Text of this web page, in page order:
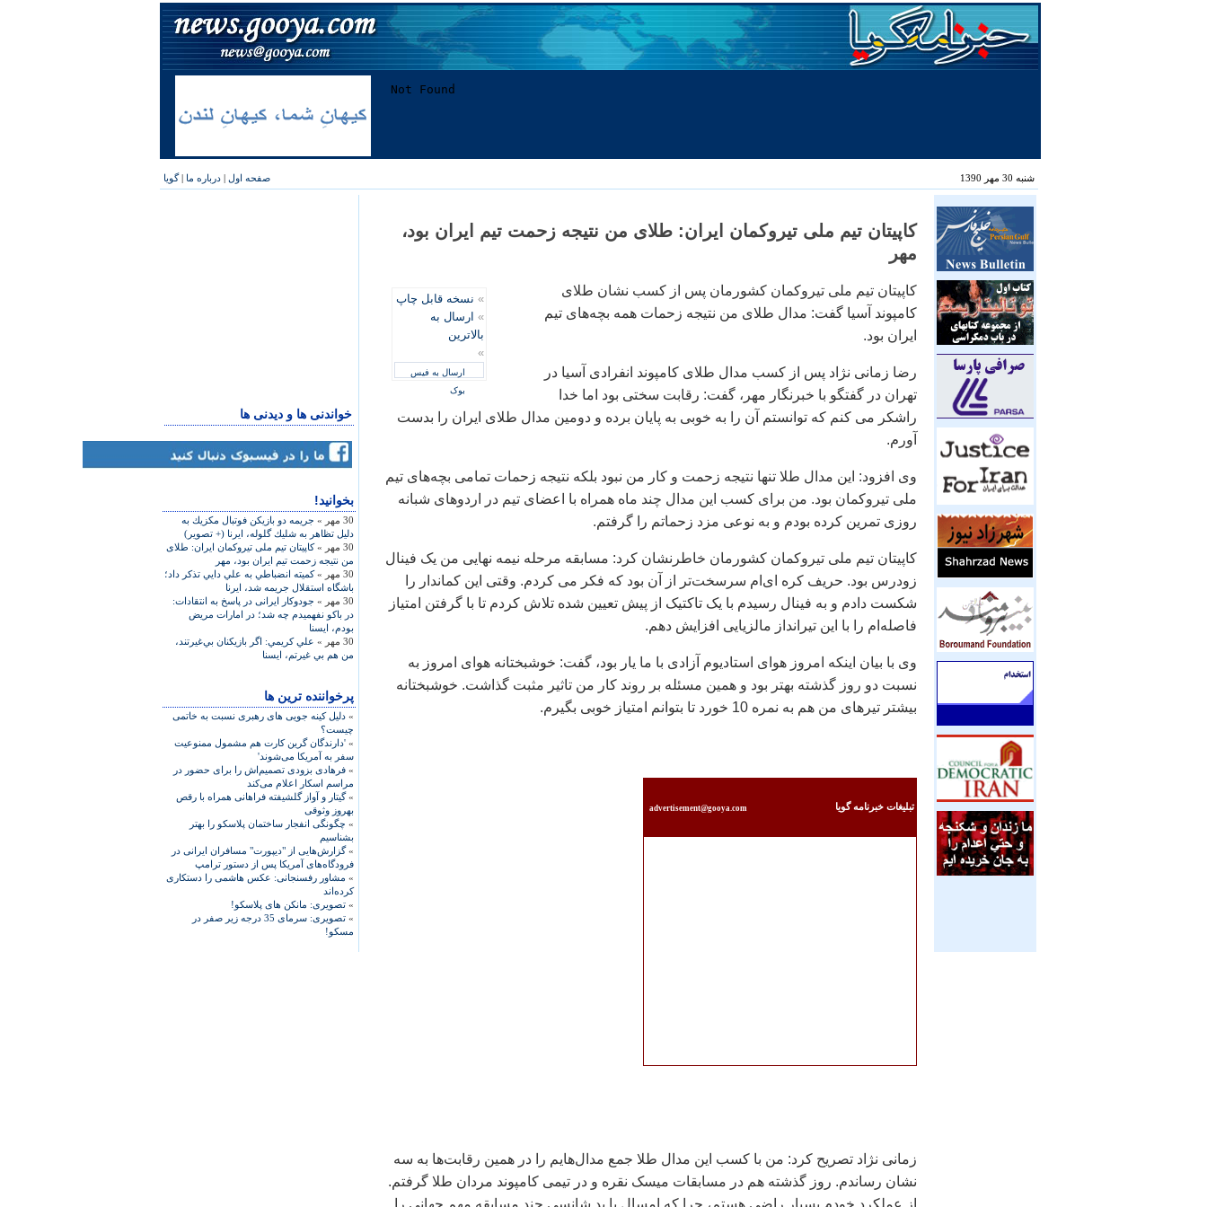
شنبه 30 مهر 1390 صفحه اول | درباره ما |گویا
خواندنی ها و دیدنی ها
بخوانید!
30 مهر »
جريمه دو بازيكن فوتبال مكزيك به
دليل تظاهر به شليك گلوله، ایرنا (+ تصویر)
30 مهر »
کاپیتان تیم ملی تیروکمان ایران: طلای
من نتیجه زحمت تیم ایران بود، مهر
30 مهر »
كميته انضباطي به علي دايي تذكر داد؛
باشگاه استقلال جريمه شد، ایرنا
30 مهر »
جودوکار ایرانی در پاسخ به انتقادات:
در باكو نفهميدم چه شد؛ در امارات مريض
بودم، ایسنا
30 مهر »
علي كريمي: اگر بازيكنان بي‌غيرتند،
من هم بي غيرتم، ایسنا
پرخواننده ترین ها
» دلیل کینه جویی های رهبری نسبت به خاتمی
چیست؟
» 'دارندگان گرین کارت هم مشمول ممنوعیت
سفر به آمریکا می‌شوند'
» فرهادی بزودی تصمیم‌اش را برای حضور در
مراسم اسکار اعلام می‌کند
»گیتار و آواز گلشیفته فراهانی همراه با رقص
بهروز وثوقی
» چگونگی انفجار ساختمان پلاسکو را بهتر
بشناسیم
»گزارش‌هایی از "دیپورت" مسافران ایرانی در
فرودگاه‌های آمریکا پس از دستور ترامپ
» مشاور رفسنجانی: عکس هاشمی را دستکاری
کرده‌اند
» تصویری: مانکن های پلاسکو!
»
تصویری: سرمای 35 درجه زیر صفر در
مسکو!
کاپیتان تیم ملی تیروکمان ایران: طلای من نتیجه زحمت تیم ایران بود،
مهر
» نسخه قابل چاپ
» ارسال به
بالاترین
»
ارسال به فیس
بوک
کاپیتان تیم ملی تیروکمان کشورمان پس از کسب نشان طلای
کامپوند آسیا گفت: مدال طلای من نتیجه زحمات همه بچه‌های تیم
ایران بود.
رضا زمانی نژاد پس از کسب مدال طلای کامپوند انفرادی آسیا در
تهران در گفتگو با خبرنگار مهر، گفت: رقابت سختی بود اما خدا
راشکر می کنم که توانستم آن را به خوبی به پایان برده و دومین مدال طلای ایران را بدست
آورم.
وی افزود: این مدال طلا تنها نتیجه زحمت و کار من نبود بلکه نتیجه زحمات تمامی بچه‌های تیم
ملی تیروکمان بود. من برای کسب این مدال چند ماه همراه با اعضای تیم در اردوهای شبانه
روزی تمرین کرده بودم و به نوعی مزد زحماتم را گرفتم.
کاپیتان تیم ملی تیروکمان کشورمان خاطرنشان کرد: مسابقه مرحله نیمه نهایی من یک فینال
زودرس بود. حریف کره ای‌ام سرسخت‌تر از آن بود که فکر می کردم. وقتی این کماندار را
شکست دادم و به فینال رسیدم با یک تاکتیک از پیش تعیین شده تلاش کردم تا با گرفتن امتیاز
فاصله‌ام را با این تیرانداز مالزیایی افزایش دهم.
وی با بیان اینکه امروز هوای استادیوم آزادی با ما یار بود، گفت: خوشبختانه هوای امروز به
نسبت دو روز گذشته بهتر بود و همین مسئله بر روند کار من تاثیر مثبت گذاشت. خوشبختانه
بیشتر تیرهای من هم به نمره 10 خورد تا بتوانم امتیاز خوبی بگیرم.
تبليغات خبرنامه گويا advertisement@gooya.com
زمانی نژاد تصریح کرد: من با کسب این مدال طلا جمع مدال‌هایم را در همین رقابت‌ها به سه
نشان رساندم. روز گذشته هم در مسابقات میسک نقره و در تیمی کامپوند مردان طلا گرفتم.
از عملکرد خودم بسیار راضی هستم، چرا که امسال با بد شانسی چند مسابقه مهم جهانی را